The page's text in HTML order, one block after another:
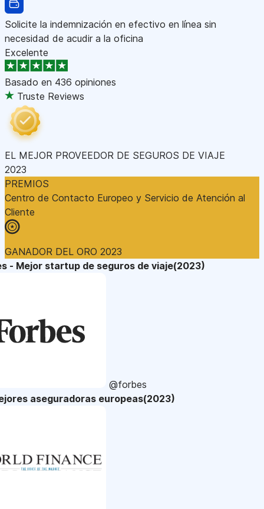
Solicite la indemnización en efectivo en línea sin
necesidad de acudir a la oficina
Excelente
Basado en 436 opiniones
Truste Reviews
EL MEJOR PROVEEDOR DE SEGUROS DE VIAJE
2023
PREMIOS
Centro de Contacto Europeo y Servicio de Atención al
Cliente
GANADOR DEL ORO 2023
- Mejor startup de seguros de viaje(2023)
@forbes
aseguradoras europeas(2023)